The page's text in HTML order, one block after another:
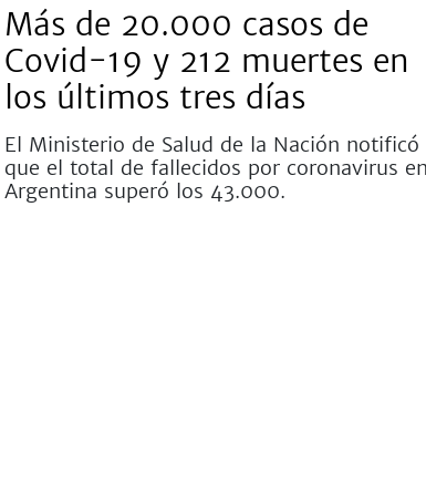
Más de 20.000 casos de
Covid-19 y 212 muertes en
los últimos tres días
El Ministerio de Salud de la Nación notificó
que el total de fallecidos por coronavirus en
Argentina superó los 43.000.